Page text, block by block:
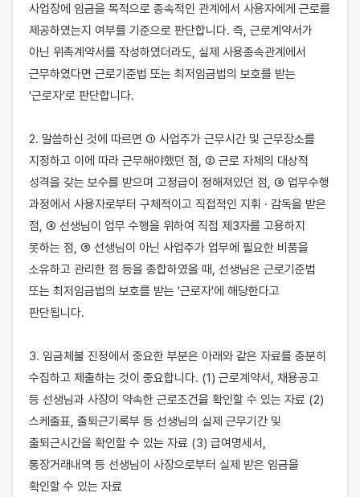
사업장에 임금을 목적으로 종속적인 관계에서 사용자에게 근로를
제공하였는지 여부를 기준으로 판단합니다. 즉, 근로계약서가
아닌 위촉계약서를 작성하였더라도, 실제 사용종속관계에서
근무하였다면 근로기준법 또는 최저임금법의 보호를 받는
'근로자'로 판단합니다.
2. 말씀하신 것에 따르면 ① 사업주가 근무시간 및 근무장소를
지정하고 이에 따라 근무해야했던 점, ② 근로 자체의 대상적
성격을 갖는 보수를 받으며 고정급이 정해져있던 점, ③ 업무수행
과정에서 사용자로부터 구체적이고 직접적인 지휘 · 감독을 받은
점, ④ 선생님이 업무 수행을 위하여 직접 제3자를 고용하지
못하는 점, ⑤ 선생님이 아닌 사업주가 업무에 필요한 비품을
소유하고 관리한 점 등을 종합하였을 때, 선생님은 근로기준법
또는 최저임금법의 보호를 받는 '근로자'에 해당한다고
판단됩니다.
3. 임금체불 진정에서 중요한 부분은 아래와 같은 자료를 충분히
수집하고 제출하는 것이 중요합니다. (1) 근로계약서, 채용공고
등 선생님과 사장이 약속한 근로조건을 확인할 수 있는 자료 (2)
스케줄표, 출퇴근기록부 등 선생님의 실제 근무기간 및
출퇴근시간을 확인할 수 있는 자료 (3) 급여명세서,
통장거래내역 등 선생님이 사장으로부터 실제 받은 임금을
확인할 수 있는 자료